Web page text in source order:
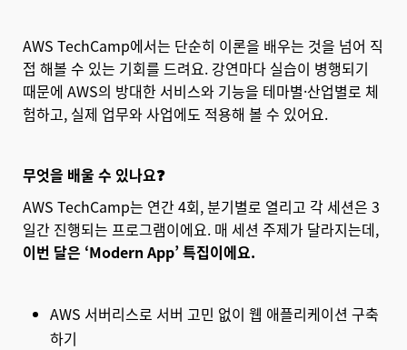
AWS TechCamp에서는 단순히 이론을 배우는 것을 넘어 직
접 해볼 수 있는 기회를 드려요. 강연마다 실습이 병행되기
때문에 AWS의 방대한 서비스와 기능을 테마별·산업별로 체
험하고, 실제 업무와 사업에도 적용해 볼 수 있어요.
무엇을 배울 수 있나요❓
AWS TechCamp는 연간 4회, 분기별로 열리고 각 세션은 3
일간 진행되는 프로그램이에요. 매 세션 주제가 달라지는데,
이번 달은 ‘Modern App’ 특집이에요.
AWS 서버리스로 서버 고민 없이 웹 애플리케이션 구축
하기